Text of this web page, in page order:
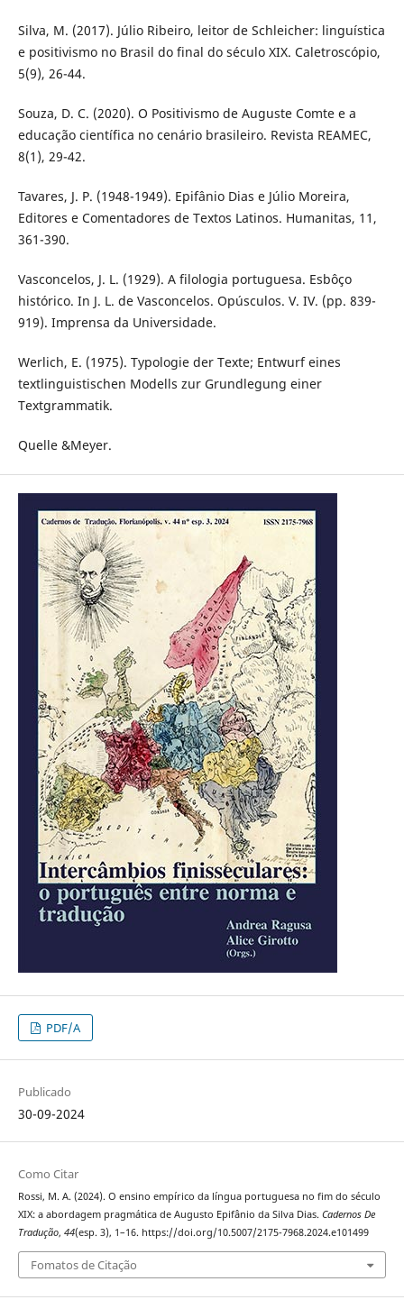
Silva, M. (2017). Júlio Ribeiro, leitor de Schleicher: linguística
e positivismo no Brasil do final do século XIX. Caletroscópio,
5(9), 26-44.
Souza, D. C. (2020). O Positivismo de Auguste Comte e a
educação científica no cenário brasileiro. Revista REAMEC,
8(1), 29-42.
Tavares, J. P. (1948-1949). Epifânio Dias e Júlio Moreira,
Editores e Comentadores de Textos Latinos. Humanitas, 11,
361-390.
Vasconcelos, J. L. (1929). A filologia portuguesa. Esbôço
histórico. In J. L. de Vasconcelos. Opúsculos. V. IV. (pp. 839-
919). Imprensa da Universidade.
Werlich, E. (1975). Typologie der Texte; Entwurf eines
textlinguistischen Modells zur Grundlegung einer
Textgrammatik.
Quelle &Meyer.
PDF/A
Publicado
30-09-2024
Como Citar
Rossi, M. A. (2024). O ensino empírico da língua portuguesa no fim do século
XIX: a abordagem pragmática de Augusto Epifânio da Silva Dias. Cadernos De
Tradução, 44(esp. 3), 1–16. https://doi.org/10.5007/2175-7968.2024.e101499
Fomatos de Citação